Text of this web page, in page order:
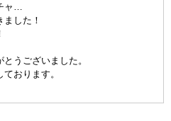
ャ…
した！
うございました。
おります。